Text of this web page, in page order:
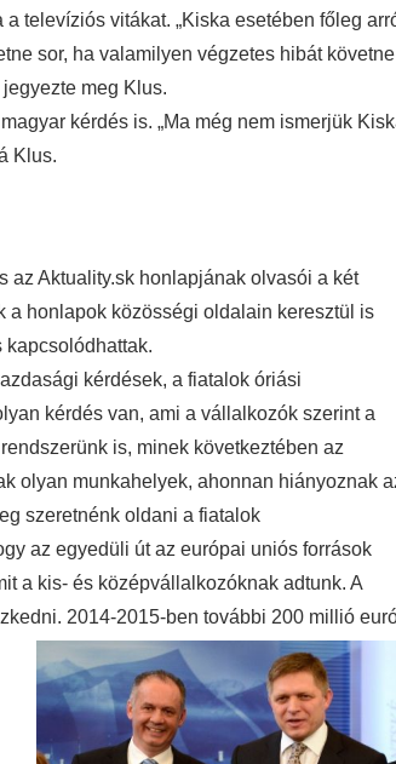
televíziós vitákat. „Kiska esetében főleg
sor, ha valamilyen végzetes hibát követne
meg Klus.
kérdés is. „Ma még nem ismerjük
Klus.
az Aktuality.sk honlapjának olvasói a két
a honlapok közösségi oldalain keresztül is
kapcsolódhattak.
kérdések, a fiatalok óriási
kérdés van, ami a vállalkozók szerint a
is, minek következtében az
olyan munkahelyek, ahonnan hiányoznak
szeretnénk oldani a fiatalok
az egyedüli út az európai uniós források
a kis- és középvállalkozóknak adtunk. A
2014-2015-ben további 200 millió